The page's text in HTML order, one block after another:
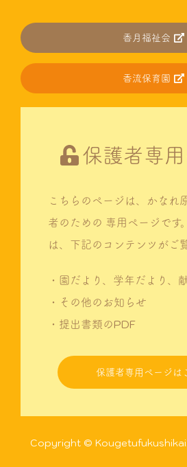
香月福祉会
香流保育園
保護者専
こちらのページは、かなれ
者のための 専用ページです。
は、下記のコンテンツがご
・園だより、学年だより、
・その他のお知らせ
・提出書類のPDF
保護者専用ページは
Copyright ©